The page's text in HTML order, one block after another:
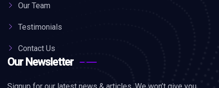
Our Team
Testimonials
Contact Us
Our Newsletter